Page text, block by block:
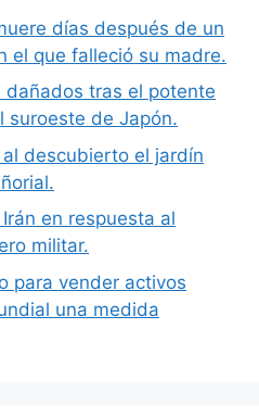
días después de un
el que falleció su madre.
dañados tras el potente
suroeste de Japón.
descubierto el jardín
en respuesta al
militar.
para vender activos
una medida